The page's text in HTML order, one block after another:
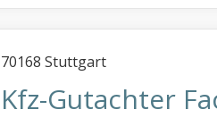
70168 Stuttgart
Kfz-Gutachter